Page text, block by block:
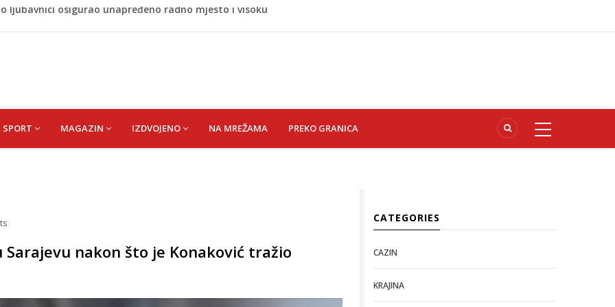
Alija Izetbegović, lider koji nije odstupao od svojih
njegova reakcija je hit (VIDEO)
ljubavnici osigurao unapređeno radno mjesto i visoku
SPORT MAGAZIN IZDVOJENO NA MREŽAMA PREKO GRANICA
nakon što je Konaković tražio
CATEGORIES
CAZIN
KRAJINA